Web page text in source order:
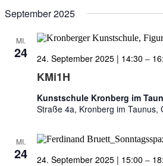
wählen.
September 2025
MI.
24
KMi1H
24. September 2025 | 14:30 –
Kunstschule Kronberg im
Straße 4a, Kronberg im Taunus,
MI.
24 24. September 2025 | 15:00 –